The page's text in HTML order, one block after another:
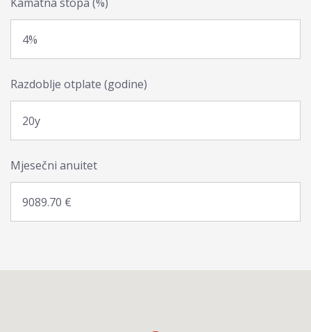
Razdoblje otplate (godine)
Mjesečni anuitet